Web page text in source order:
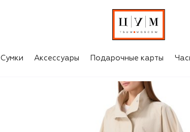
Сумки Аксессуары Подарочные карты